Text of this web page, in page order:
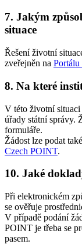
7. Jakým
situace
Řešení životní
zveřejněn na
8. Na které
V této životní situaci
úřady státní správy.
formuláře.
Žádost lze podat
Czech POINT.
10. Jaké
Při elektronickém
se ověřuje
V případě podání
POINT je třeba se
pasem.